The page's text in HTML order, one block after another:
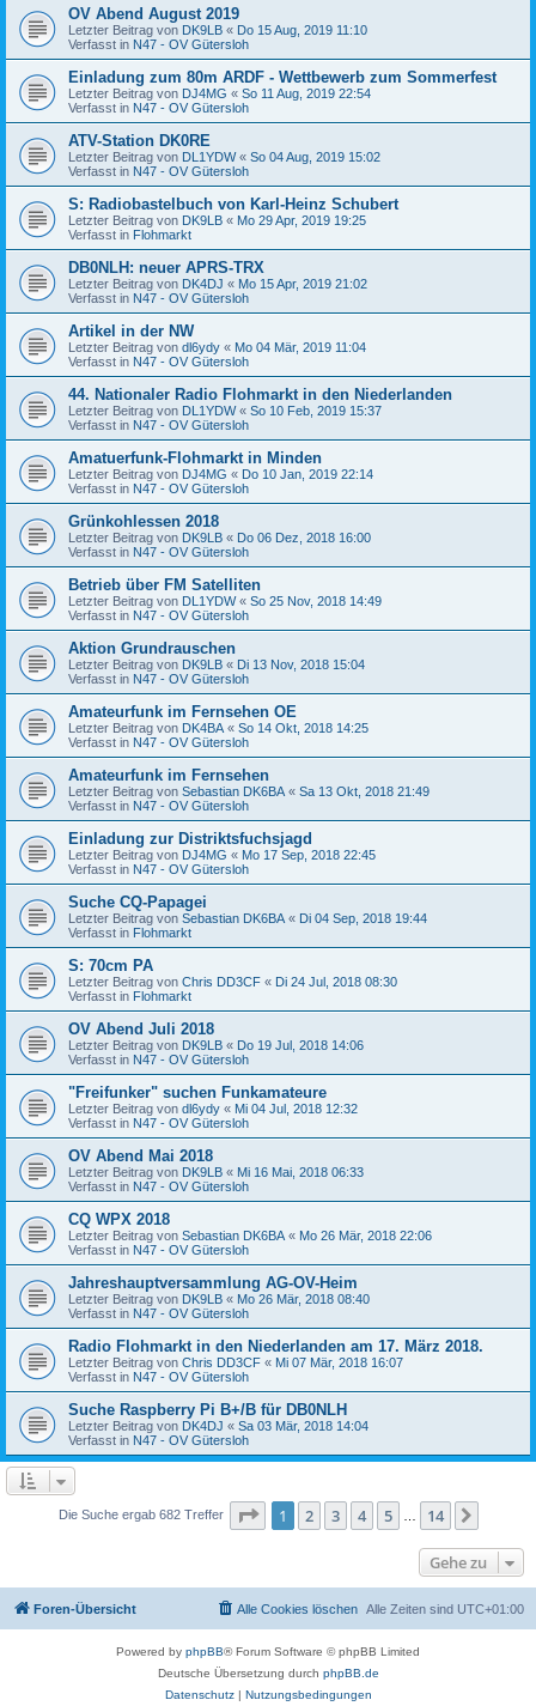
OV Abend August 2019
Letzter Beitrag von DK9LB « Do 15 Aug, 2019 11:10
Verfasst in N47 - OV Gütersloh
Einladung zum 80m ARDF - Wettbewerb zum Sommerfest
Letzter Beitrag von DJ4MG « So 11 Aug, 2019 22:54
Verfasst in N47 - OV Gütersloh
ATV-Station DK0RE
Letzter Beitrag von DL1YDW« So 04 Aug, 2019 15:02
Verfasst in N47 - OV Gütersloh
S: Radiobastelbuch von Karl-Heinz Schubert
Letzter Beitrag von DK9LB « Mo 29 Apr, 2019 19:25
Verfasst in Flohmarkt
DB0NLH: neuer APRS-TRX
Letzter Beitrag von DK4DJ « Mo 15 Apr, 2019 21:02
Verfasst in N47 - OV Gütersloh
Artikel in der NW
Letzter Beitrag von dl6ydy « Mo 04 Mär, 2019 11:04
Verfasst in N47 - OV Gütersloh
44. Nationaler Radio Flohmarkt in den Niederlanden
Letzter Beitrag von DL1YDW« So 10 Feb, 2019 15:37
Verfasst in N47 - OV Gütersloh
Amatuerfunk-Flohmarkt in Minden
Letzter Beitrag von DJ4MG « Do 10 Jan, 2019 22:14
Verfasst in N47 - OV Gütersloh
Grünkohlessen 2018
Letzter Beitrag von DK9LB « Do 06 Dez, 2018 16:00
Verfasst in N47 - OV Gütersloh
Betrieb über FM Satelliten
Letzter Beitrag von DL1YDW« So 25 Nov, 2018 14:49
Verfasst in N47 - OV Gütersloh
Aktion Grundrauschen
Letzter Beitrag von DK9LB « Di 13 Nov, 2018 15:04
Verfasst in N47 - OV Gütersloh
Amateurfunk im Fernsehen OE
Letzter Beitrag von DK4BA « So 14 Okt, 2018 14:25
Verfasst in N47 - OV Gütersloh
Amateurfunk im Fernsehen
Letzter Beitrag von Sebastian DK6BA « Sa 13 Okt, 2018 21:49
Verfasst in N47 - OV Gütersloh
Einladung zur Distriktsfuchsjagd
Letzter Beitrag von DJ4MG « Mo 17 Sep, 2018 22:45
Verfasst in N47 - OV Gütersloh
Suche CQ-Papagei
Letzter Beitrag von Sebastian DK6BA « Di 04 Sep, 2018 19:44
Verfasst in Flohmarkt
S: 70cm PA
Letzter Beitrag von Chris DD3CF « Di 24 Jul, 2018 08:30
Verfasst in Flohmarkt
OV Abend Juli 2018
Letzter Beitrag von DK9LB « Do 19 Jul, 2018 14:06
Verfasst in N47 - OV Gütersloh
"Freifunker" suchen Funkamateure
Letzter Beitrag von dl6ydy « Mi 04 Jul, 2018 12:32
Verfasst in N47 - OV Gütersloh
OV Abend Mai 2018
Letzter Beitrag von DK9LB « Mi 16 Mai, 2018 06:33
Verfasst in N47 - OV Gütersloh
CQ WPX 2018
Letzter Beitrag von Sebastian DK6BA « Mo 26 Mär, 2018 22:06
Verfasst in N47 - OV Gütersloh
Jahreshauptversammlung AG-OV-Heim
Letzter Beitrag von DK9LB « Mo 26 Mär, 2018 08:40
Verfasst in N47 - OV Gütersloh
Radio Flohmarkt in den Niederlanden am 17. März 2018.
Letzter Beitrag von Chris DD3CF « Mi 07 Mär, 2018 16:07
Verfasst in N47 - OV Gütersloh
Suche Raspberry Pi B+/B für DB0NLH
Letzter Beitrag von DK4DJ « Sa 03 Mär, 2018 14:04
Verfasst in N47 - OV Gütersloh
Die Suche ergab 682 Treffer Seite 1von 14
1 2 3 4 5 14
Gehe zu
Foren-Übersicht Alle Zeiten sind UTC+01:00
Alle Cookies löschen
Powered by phpBB® Forum Software © phpBB Limited
Deutsche Übersetzung durch phpBB.de
Datenschutz| Nutzungsbedingungen